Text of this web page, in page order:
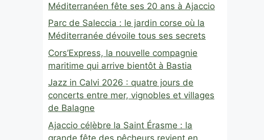
Méditerranéen fête ses 20 ans à Ajaccio
Parc de Saleccia : le jardin corse où la
Méditerranée dévoile tous ses secrets
Cors’Express, la nouvelle compagnie
maritime qui arrive bientôt à Bastia
Jazz in Calvi 2026 : quatre jours de
concerts entre mer, vignobles et villages
de Balagne
Ajaccio célèbre la Saint Érasme : la
grande fête des pêcheurs revient en